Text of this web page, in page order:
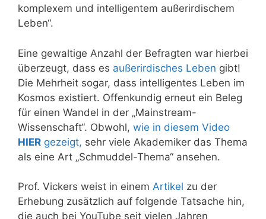
komplexem und intelligentem außerirdischem
Leben“.
Eine gewaltige Anzahl der Befragten war hierbei
überzeugt, dass es außerirdisches Leben gibt!
Die Mehrheit sogar, dass intelligentes Leben im
Kosmos existiert. Offenkundig erneut ein Beleg
für einen Wandel in der „Mainstream-
Wissenschaft“. Obwohl, wie in diesem Video
HIER gezeigt, sehr viele Akademiker das Thema
als eine Art „Schmuddel-Thema“ ansehen.
Prof. Vickers weist in einem Artikel zu der
Erhebung zusätzlich auf folgende Tatsache hin,
die auch bei YouTube seit vielen Jahren